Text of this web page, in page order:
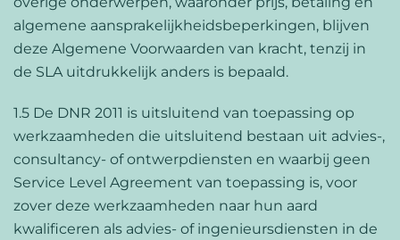
algemene aansprakelijkheidsbeperkingen, blijven
deze Algemene Voorwaarden van kracht, tenzij in
de SLA uitdrukkelijk anders is bepaald.
1.5 De DNR 2011 is uitsluitend van toepassing op
werkzaamheden die uitsluitend bestaan uit advies-,
consultancy- of ontwerpdiensten en waarbij geen
Service Level Agreement van toepassing is, voor
zover deze werkzaamheden naar hun aard
kwalificeren als advies- of ingenieursdiensten in de